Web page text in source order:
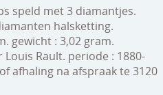
speld met 3 diamantjes.
halsketting.
gewicht : 3,02 gram.
Rault. periode : 1880-
afhaling na afspraak te 3120